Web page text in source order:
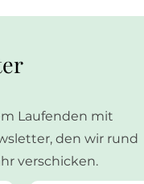
Laufenden mit
den wir rund
verschicken.